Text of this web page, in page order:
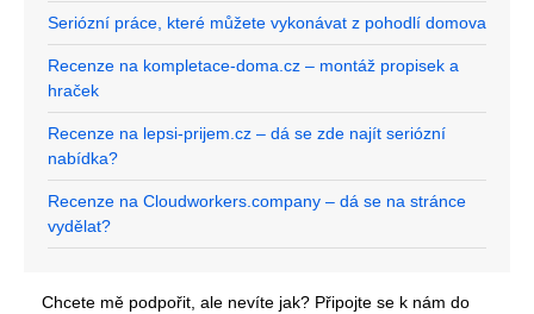
Seriózní práce, které můžete vykonávat z pohodlí domova
Recenze na kompletace-doma.cz – montáž propisek a
hraček
Recenze na lepsi-prijem.cz – dá se zde najít seriózní
nabídka?
Recenze na Cloudworkers.company – dá se na stránce
vydělat?
Chcete mě podpořit, ale nevíte jak? Připojte se k nám do